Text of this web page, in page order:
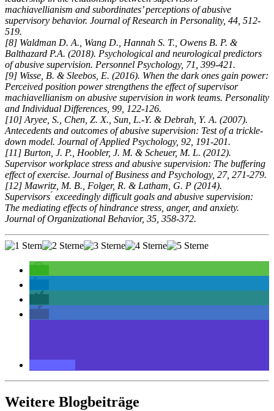
machiavellianism and subordinates’ perceptions of abusive
supervisory behavior. Journal of Research in Personality, 44, 512-
519.
[8] Waldman D. A., Wang D., Hannah S. T., Owens B. P. &
Balthazard P.A. (2018). Psychological and neurological predictors
of abusive supervision. Personnel Psychology, 71, 399-421.
[9] Wisse, B. & Sleebos, E. (2016). When the dark ones gain power:
Perceived position power strengthens the effect of supervisor
machiavellianism on abusive supervision in work teams. Personality
and Individual Differences, 99, 122-126.
[10] Aryee, S., Chen, Z. X., Sun, L.-Y. & Debrah, Y. A. (2007).
Antecedents and outcomes of abusive supervision: Test of a trickle-
down model. Journal of Applied Psychology, 92, 191-201.
[11] Burton, J. P., Hoobler, J. M. & Scheuer, M. L. (2012).
Supervisor workplace stress and abusive supervision: The buffering
effect of exercise. Journal of Business and Psychology, 27, 271-279.
[12] Mawritz, M. B., Folger, R. & Latham, G. P (2014).
Supervisors ́ exceedingly difficult goals and abusive supervision:
The mediating effects of hindrance stress, anger, and anxiety.
Journal of Organizational Behavior, 35, 358-372.
Weitere Blogbeiträge